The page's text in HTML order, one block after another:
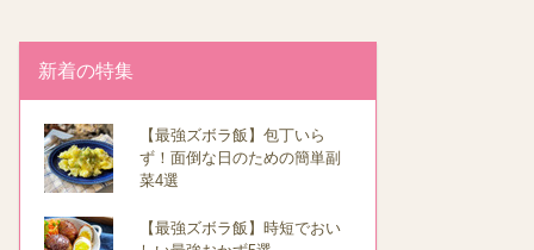
新着の特集
【最強ズボラ飯】包丁いら
ず！面倒な日のための簡単副
菜4選
【最強ズボラ飯】時短でおい